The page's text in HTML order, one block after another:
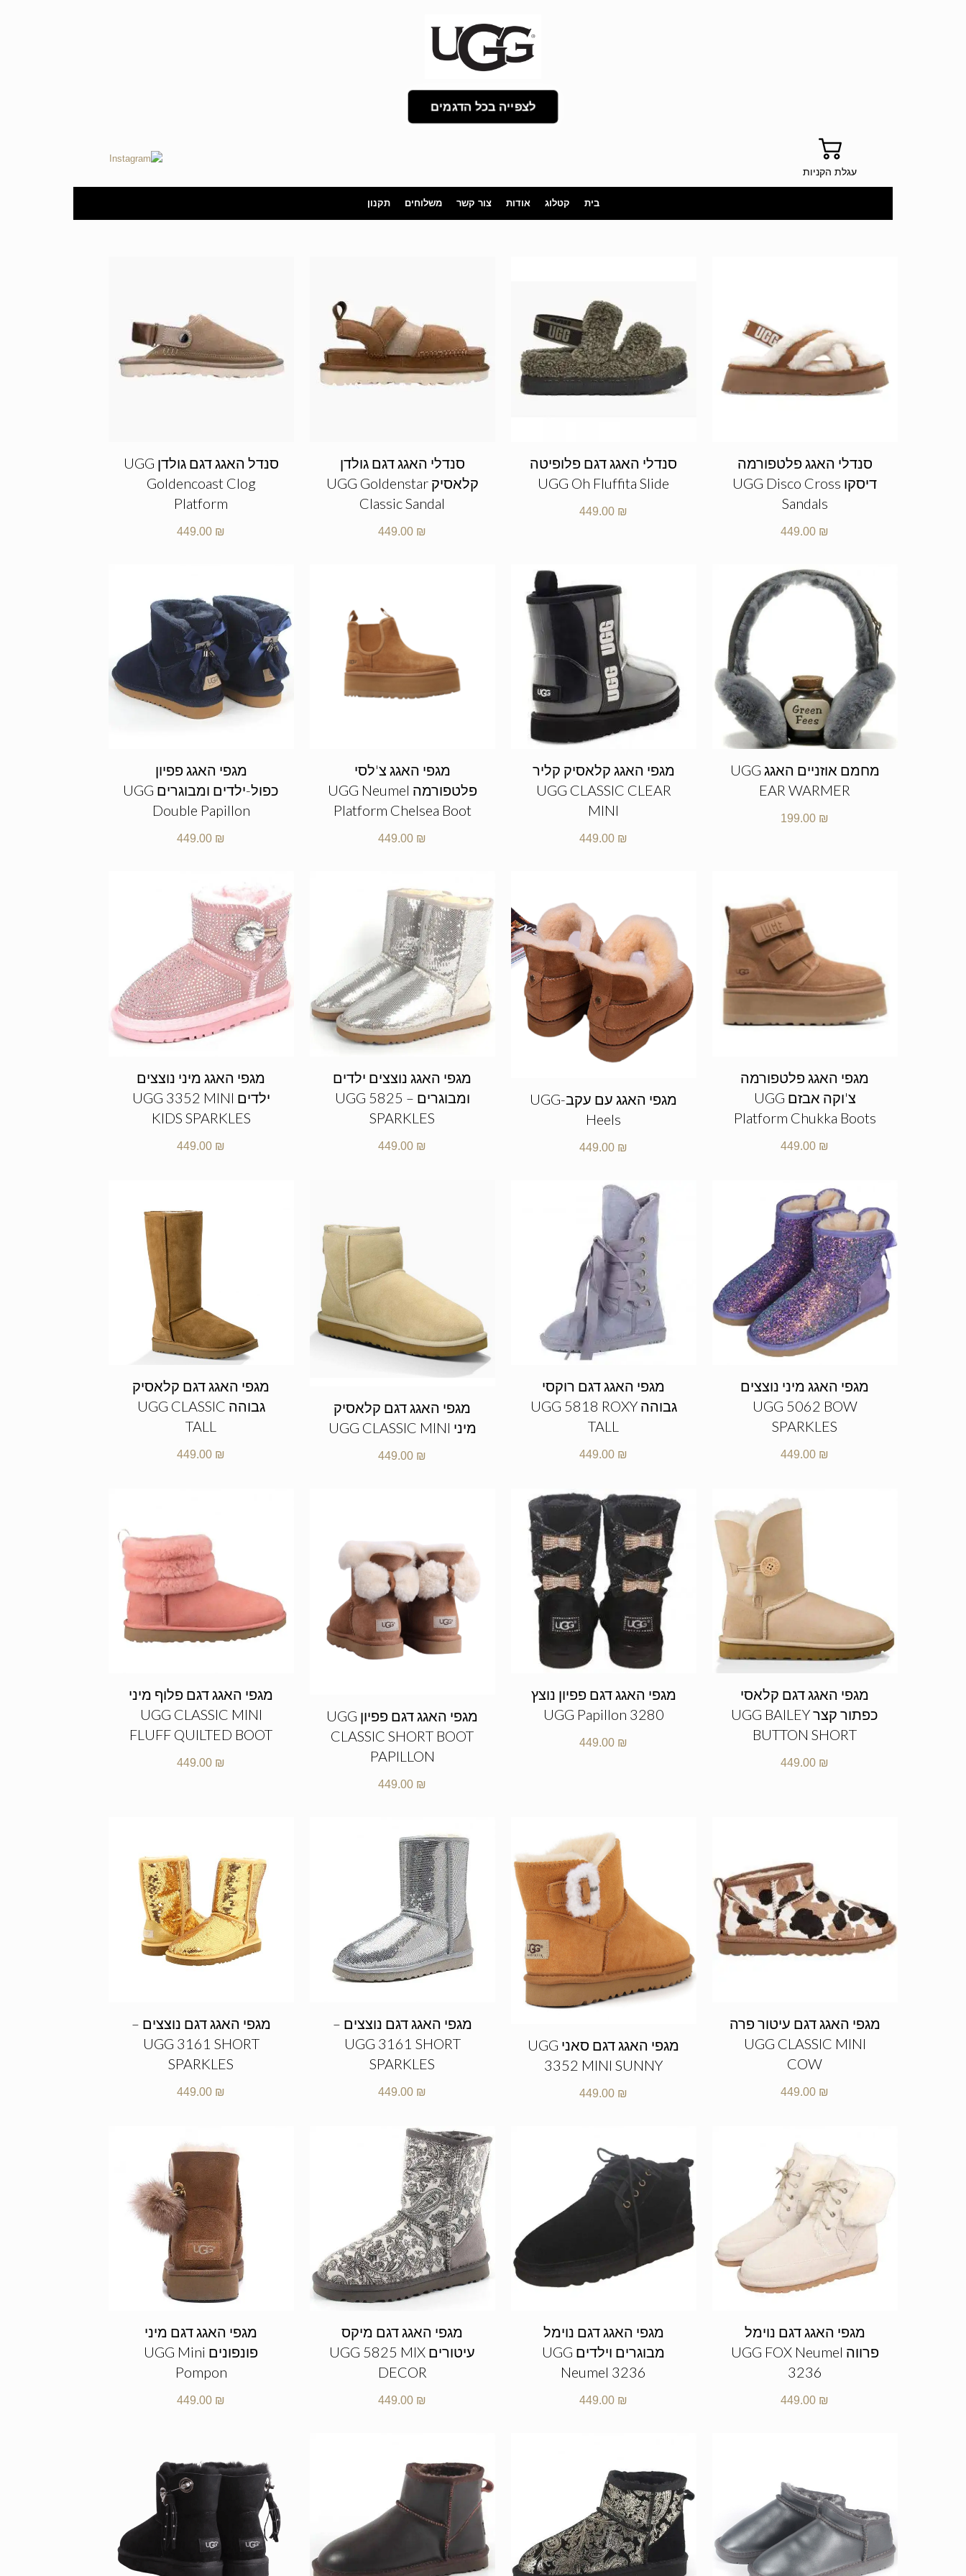
לצפייה בכל הדגמים
עגלת הקניות
בית קטלוג אודות צור קשר משלוחים תקנון
סנדלי האגג פלטפורמה
דיסקו UGG Disco Cross
Sandals
449.00 ₪
סנדלי האגג דגם פלופיטה
UGG Oh Fluffita Slide
449.00 ₪
סנדלי האגג דגם גולדן
קלאסיק UGG Goldenstar
Classic Sandal
449.00 ₪
סנדל האגג דגם גולדן UGG
Goldencoast Clog
Platform
449.00 ₪
מחמם אוזניים האגג UGG
EAR WARMER
199.00 ₪
מגפי האגג קלאסיק קליר
UGG CLASSIC CLEAR
MINI
449.00 ₪
מגפי האגג צ'לסי
פלטפורמה UGG Neumel
Platform Chelsea Boot
449.00 ₪
מגפי האגג פפיון
כפול-ילדים ומבוגרים UGG
Double Papillon
449.00 ₪
מגפי האגג פלטפורמה
צ'וקה אבזם UGG
Platform Chukka Boots
449.00 ₪
מגפי האגג עם עקב-UGG
Heels
449.00 ₪
מגפי האגג נוצצים ילדים
ומבוגרים – UGG 5825
SPARKLES
449.00 ₪
מגפי האגג מיני נוצצים
ילדים UGG 3352 MINI
KIDS SPARKLES
449.00 ₪
מגפי האגג מיני נוצצים
UGG 5062 BOW
SPARKLES
449.00 ₪
מגפי האגג דגם רוקסי
גבוהה UGG 5818 ROXY
TALL
449.00 ₪
מגפי האגג דגם קלאסיק
מיני UGG CLASSIC MINI
449.00 ₪
מגפי האגג דגם קלאסיק
גבוהה UGG CLASSIC
TALL
449.00 ₪
מגפי האגג דגם קלאסי
כפתור קצר UGG BAILEY
BUTTON SHORT
449.00 ₪
מגפי האגג דגם פפיון נוצץ
UGG Papillon 3280
449.00 ₪
מגפי האגג דגם פפיון UGG
CLASSIC SHORT BOOT
PAPILLON
449.00 ₪
מגפי האגג דגם פלוף מיני
UGG CLASSIC MINI
FLUFF QUILTED BOOT
449.00 ₪
מגפי האגג דגם עיטור פרה
UGG CLASSIC MINI
COW
449.00 ₪
מגפי האגג דגם סאני UGG
3352 MINI SUNNY
449.00 ₪
מגפי האגג דגם נוצצים –
UGG 3161 SHORT
SPARKLES
449.00 ₪
מגפי האגג דגם נוצצים –
UGG 3161 SHORT
SPARKLES
449.00 ₪
מגפי האגג דגם נוימל
פרווה UGG FOX Neumel
3236
449.00 ₪
מגפי האגג דגם נוימל
מבוגרים וילדים UGG
Neumel 3236
449.00 ₪
מגפי האגג דגם מיקס
עיטורים UGG 5825 MIX
DECOR
449.00 ₪
מגפי האגג דגם מיני
פונפונים UGG Mini
Pompon
449.00 ₪